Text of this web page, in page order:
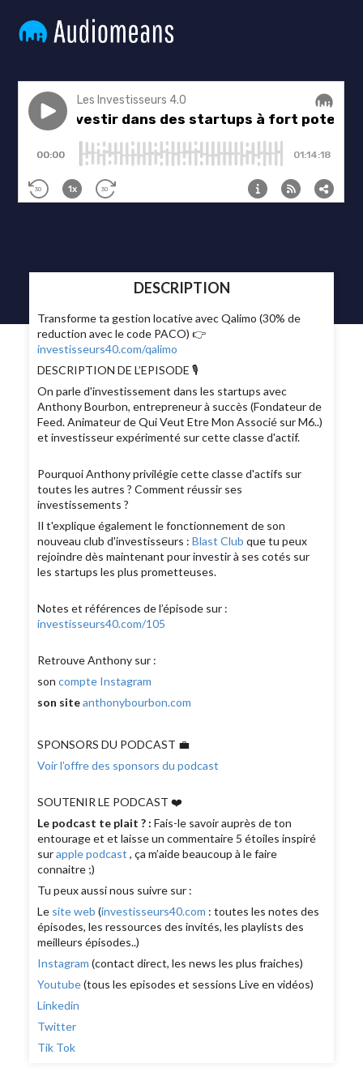
DESCRIPTION
Transforme ta gestion locative avec Qalimo (30% de
reduction avec le code PACO) 👉
investisseurs40.com/qalimo
DESCRIPTION DE L’EPISODE 🎙
On parle d'investissement dans les startups avec
Anthony Bourbon, entrepreneur à succès (Fondateur de
Feed. Animateur de Qui Veut Etre Mon Associé sur M6..)
et investisseur expérimenté sur cette classe d'actif.
Pourquoi Anthony privilégie cette classe d'actifs sur
toutes les autres ? Comment réussir ses
investissements ?
Il t'explique également le fonctionnement de son
nouveau club d'investisseurs :Blast Club que tu peux
rejoindre dès maintenant pour investir à ses cotés sur
les startups les plus prometteuses.
Notes et références de l’épisode sur :
investisseurs40.com/105
Retrouve Anthony sur :
soncompte Instagram
son siteanthonybourbon.com
SPONSORS DU PODCAST 💼
Voir l’offre des sponsors du podcast
SOUTENIR LE PODCAST ❤️
Le podcast te plait ? : Fais-le savoir auprès de ton
entourage et et laisse un commentaire 5 étoiles inspiré
surapple podcast , ça m’aide beaucoup à le faire
connaitre ;)
Tu peux aussi nous suivre sur :
Le site web (investisseurs40.com : toutes les notes des
épisodes, les ressources des invités, les playlists des
meilleurs épisodes..)
Instagram (contact direct, les news les plus fraiches)
Youtube(tous les episodes et sessions Live en vidéos)
Linkedin
Twitter
Tik Tok